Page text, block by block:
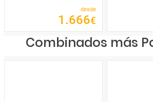
desde
1 .666€
Combinados más